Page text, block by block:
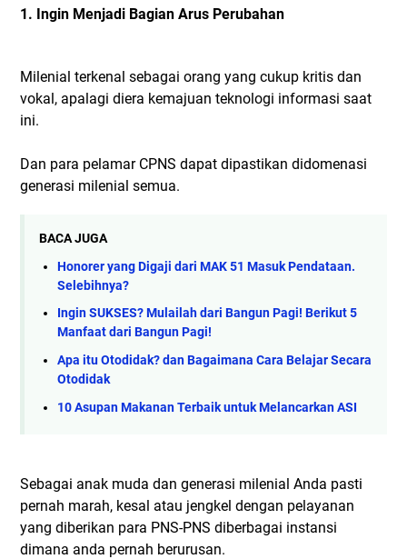
1. Ingin Menjadi Bagian Arus Perubahan
Milenial terkenal sebagai orang yang cukup kritis dan
vokal, apalagi diera kemajuan teknologi informasi saat
ini.
Dan para pelamar CPNS dapat dipastikan didomenasi
generasi milenial semua.
BACA JUGA
Honorer yang Digaji dari MAK 51 Masuk Pendataan.
Selebihnya?
Ingin SUKSES? Mulailah dari Bangun Pagi! Berikut 5
Manfaat dari Bangun Pagi!
Apa itu Otodidak? dan Bagaimana Cara Belajar Secara
Otodidak
10 Asupan Makanan Terbaik untuk Melancarkan ASI
Sebagai anak muda dan generasi milenial Anda pasti
pernah marah, kesal atau jengkel dengan pelayanan
yang diberikan para PNS-PNS diberbagai instansi
dimana anda pernah berurusan.